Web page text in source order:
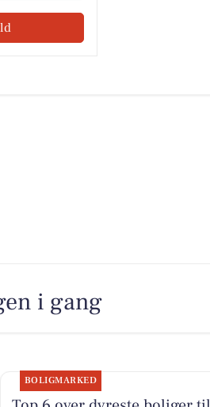
i gang
BOLIGMARKED